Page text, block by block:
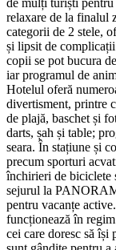
relaxare de la finalul
categorii de 2 stele,
și lipsit de
copii se pot bucura
iar programul de
Hotelul oferă
divertisment, printre
de plajă, baschet și
darts, șah și table;
seara. În stațiune și
precum sporturi
închirieri de biciclete
sejurul la
pentru vacanțe
funcționează în
cei care doresc să